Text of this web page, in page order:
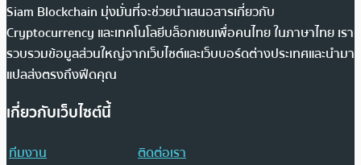
Siam Blockchain มุ่งมั่นที่จะช่วยนำเสนอสารเกี่ยวกับ
Cryptocurrency และเทคโนโลยีบล็อกเชนเพื่อคนไทย ในภาษาไทย เรา
รวบรวมข้อมูลส่วนใหญ่จากเว็บไซต์และเว็บบอร์ดต่างประเทศและนำมา
แปลส่งตรงถึงฟีดคุณ
เกี่ยวกับเว็บไซต์นี้
ทีมงาน
ติดต่อเรา